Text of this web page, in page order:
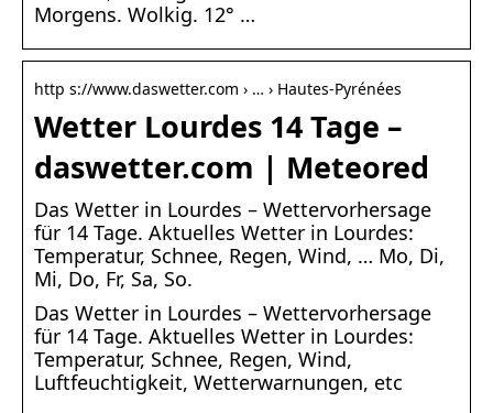
Morgens. Wolkig. 12° …
http s://www.daswetter.com › … › Hautes-Pyrénées
Wetter Lourdes 14 Tage –
daswetter.com | Meteored
Das Wetter in Lourdes – Wettervorhersage
für 14 Tage. Aktuelles Wetter in Lourdes:
Temperatur, Schnee, Regen, Wind, … Mo, Di,
Mi, Do, Fr, Sa, So.
Das Wetter in Lourdes – Wettervorhersage
für 14 Tage. Aktuelles Wetter in Lourdes:
Temperatur, Schnee, Regen, Wind,
Luftfeuchtigkeit, Wetterwarnungen, etc